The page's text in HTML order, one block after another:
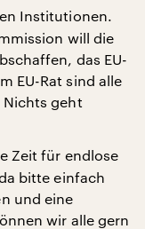
Institutionen.
will die
das EU-
EU-Rat sind alle
geht
Zeit für endlose
bitte einfach
und eine
wir alle gern